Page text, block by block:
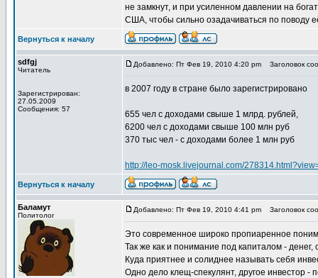
не замкнут, и при усиленном давлении на
США, чтобы сильно озадачиваться по поводу
Вернуться к началу
sdfgj
Читатель
Зарегистрирован:
27.05.2009
Сообщения: 57
Добавлено: Пт Фев 19, 2010 4:20 pm Заголовок
в 2007 году в стране было зарегистрировано
655 чел с доходами свыше 1 млрд. рублей,
6200 чел с доходами свыше 100 млн руб
370 тыс чел - с доходами более 1 млн руб
http://leo-mosk.livejournal.com/
Вернуться к началу
Баламут
Политолог
Добавлено: Пт Фев 19, 2010 4:41 pm Заголовок
Это современное широко пропиаренное
Так же как и понимание под капиталом - денег,
Куда приятнее и солиднее называть себя
Одно дело клещ-спекулянт, другое инвестор -